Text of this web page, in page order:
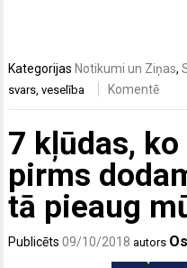
Kategorijas Notikumi un Ziņas,
svars,veselība Komentē
7 kļūdas,
pirms
tā pieaug
Publicēts09/10/2018 autors